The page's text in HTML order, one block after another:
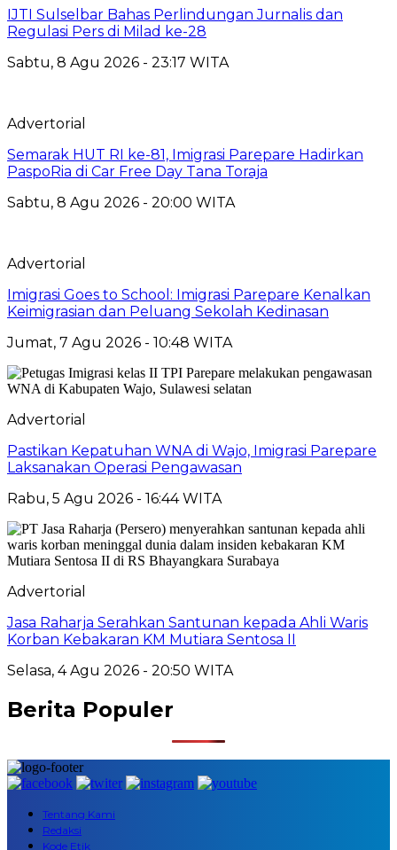
IJTI Sulselbar Bahas Perlindungan Jurnalis dan
Regulasi Pers di Milad ke-28
Sabtu, 8 Agu 2026 - 23:17 WITA
Advertorial
Semarak HUT RI ke-81, Imigrasi Parepare Hadirkan
PaspoRia di Car Free Day Tana Toraja
Sabtu, 8 Agu 2026 - 20:00 WITA
Advertorial
Imigrasi Goes to School: Imigrasi Parepare Kenalkan
Keimigrasian dan Peluang Sekolah Kedinasan
Jumat, 7 Agu 2026 - 10:48 WITA
Advertorial
Pastikan Kepatuhan WNA di Wajo, Imigrasi Parepare
Laksanakan Operasi Pengawasan
Rabu, 5 Agu 2026 - 16:44 WITA
Advertorial
Jasa Raharja Serahkan Santunan kepada Ahli Waris
Korban Kebakaran KM Mutiara Sentosa II
Selasa, 4 Agu 2026 - 20:50 WITA
Berita Populer
Tentang Kami
Redaksi
Kode Etik